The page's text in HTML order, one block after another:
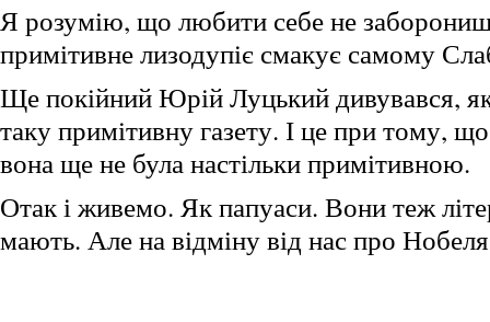
Я розумію, що любити себе не
примітивне лизодупіє смакує самому
Ще покійний Юрій Луцький дивувався,
таку примітивну газету. І це при тому,
вона ще не була настільки примітивною.
Отак і живемо. Як папуаси. Вони теж
мають. Але на відміну від нас про